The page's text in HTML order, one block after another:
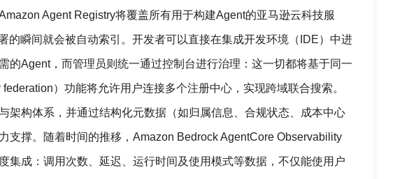
Agent Registry将覆盖所有用于构建Agent的亚马逊云科技服
的瞬间就会被自动索引。开发者可以直接在集成开发环境（IDE）中进
的Agent，而管理员则统一通过控制台进行治理：这一切都将基于同一
）功能将允许用户连接多个注册中心，实现跨域联合搜索。
架构体系，并通过结构化元数据（如归属信息、合规状态、成本中心
支撑。随着时间的推移，Amazon Bedrock AgentCore Observability
集成：调用次数、延迟、运行时间及使用模式等数据，不仅能使用户